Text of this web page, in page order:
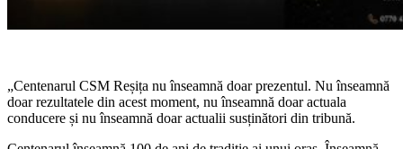
„Centenarul CSM Reșița nu înseamnă doar prezentul. Nu înseamnă
doar rezultatele din acest moment, nu înseamnă doar actuala
conducere și nu înseamnă doar actualii susținători din tribună.